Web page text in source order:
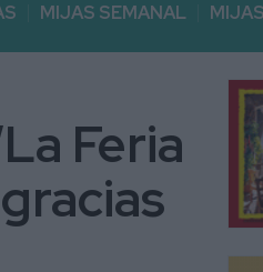
MIJAS SEMANAL
Feria